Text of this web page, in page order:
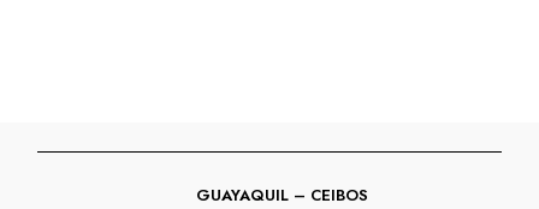
GUAYAQUIL – CEIBOS